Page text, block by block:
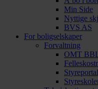
Min Side
Nyttige
BVS AS
For boligselskaper
Forvaltning
OMT